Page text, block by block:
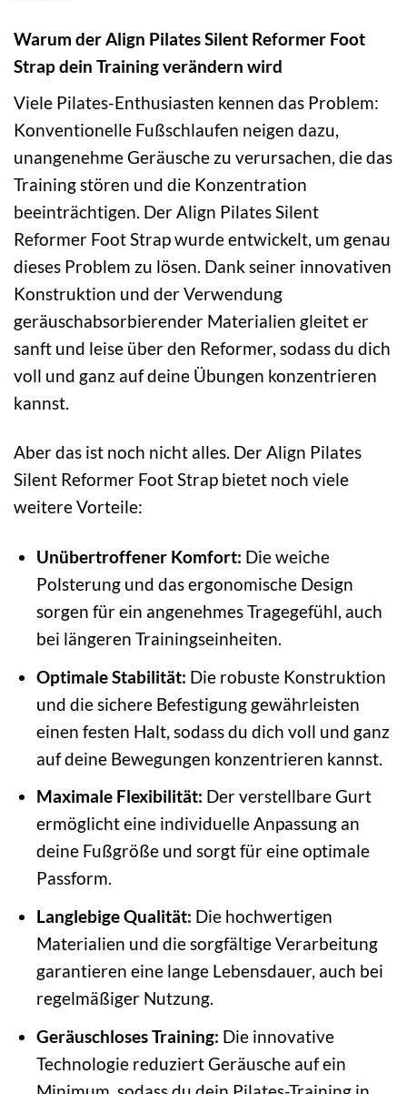
Warum der Align Pilates Silent Reformer Foot
Strap dein Training verändern wird
Viele Pilates-Enthusiasten kennen das Problem:
Konventionelle Fußschlaufen neigen dazu,
unangenehme Geräusche zu verursachen, die das
Training stören und die Konzentration
beeinträchtigen. Der Align Pilates Silent
Reformer Foot Strap wurde entwickelt, um genau
dieses Problem zu lösen. Dank seiner innovativen
Konstruktion und der Verwendung
geräuschabsorbierender Materialien gleitet er
sanft und leise über den Reformer, sodass du dich
voll und ganz auf deine Übungen konzentrieren
kannst.
Aber das ist noch nicht alles. Der Align Pilates
Silent Reformer Foot Strap bietet noch viele
weitere Vorteile:
Unübertroffener Komfort: Die weiche
Polsterung und das ergonomische Design
sorgen für ein angenehmes Tragegefühl, auch
bei längeren Trainingseinheiten.
Optimale Stabilität: Die robuste Konstruktion
und die sichere Befestigung gewährleisten
einen festen Halt, sodass du dich voll und ganz
auf deine Bewegungen konzentrieren kannst.
Maximale Flexibilität: Der verstellbare Gurt
ermöglicht eine individuelle Anpassung an
deine Fußgröße und sorgt für eine optimale
Passform.
Langlebige Qualität: Die hochwertigen
Materialien und die sorgfältige Verarbeitung
garantieren eine lange Lebensdauer, auch bei
regelmäßiger Nutzung.
Geräuschloses Training: Die innovative
Technologie reduziert Geräusche auf ein